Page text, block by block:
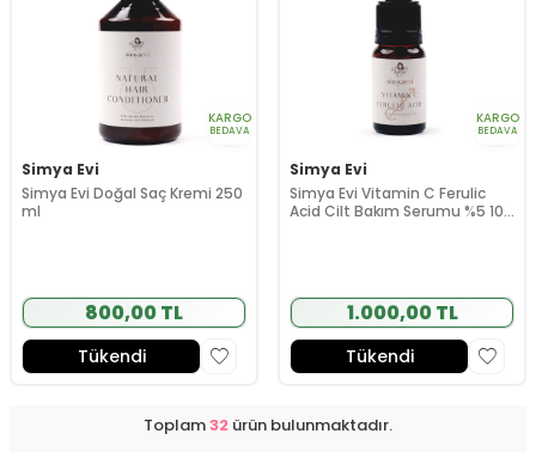
KARGO
BEDAVA
Simya Evi
Simya Evi Doğal Saç Kremi 250
ml
800,00 TL
Tükendi
KARGO
BEDAVA
Simya Evi
Simya Evi Vitamin C Ferulic
Acid Cilt Bakım Serumu %5 10
1.000,00 TL
Tükendi
Toplam32 ürün bulunmaktadır.